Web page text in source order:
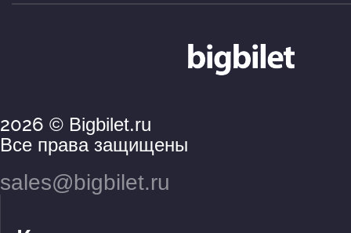
2026 © Bigbilet.ru
Все права защищены
sales@bigbilet.ru